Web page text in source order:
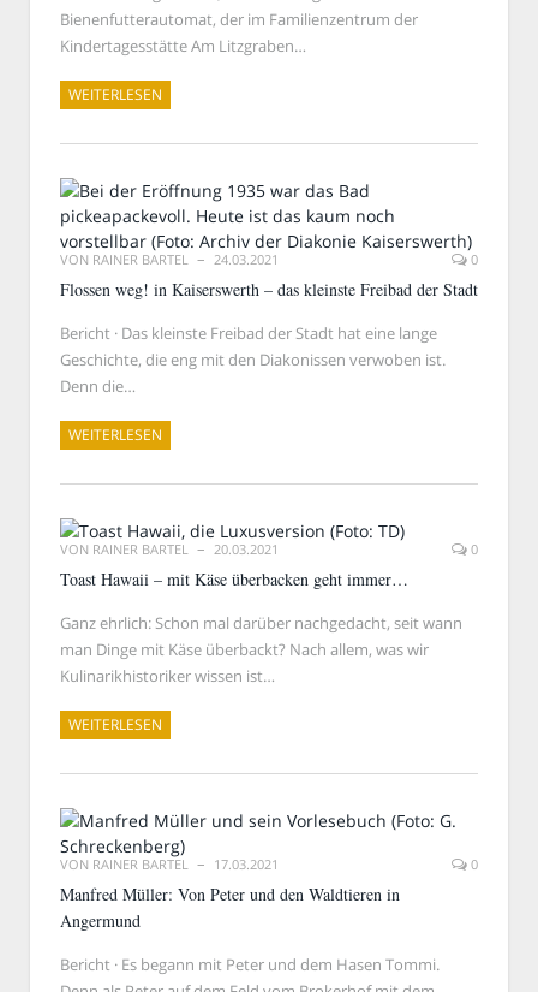
Bienenfutterautomat, der im Familienzentrum der
Kindertagesstätte Am Litzgraben…
WEITERLESEN
VON RAINER BARTEL 24.03.2021 0
Flossen weg! in Kaiserswerth – das kleinste Freibad der Stadt
Bericht · Das kleinste Freibad der Stadt hat eine lange
Geschichte, die eng mit den Diakonissen verwoben ist.
Denn die…
WEITERLESEN
VON RAINER BARTEL 20.03.2021 0
Toast Hawaii – mit Käse überbacken geht immer…
Ganz ehrlich: Schon mal darüber nachgedacht, seit wann
man Dinge mit Käse überbackt? Nach allem, was wir
Kulinarikhistoriker wissen ist…
WEITERLESEN
VON RAINER BARTEL 17.03.2021 0
Manfred Müller: Von Peter und den Waldtieren in
Angermund
Bericht · Es begann mit Peter und dem Hasen Tommi.